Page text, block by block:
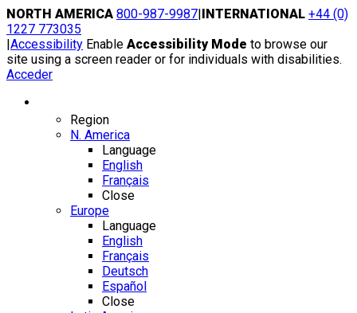
Skip
to
content
NORTH AMERICA 800-987-9987|INTERNATIONAL +44 (0)
1227 773035
|Accessibility Enable Accessibility Mode to browse our
site using a screen reader or for individuals with disabilities.
Acceder
Region
N. America
Language
English
Français
Close
Europe
Language
English
Français
Deutsch
Español
Close